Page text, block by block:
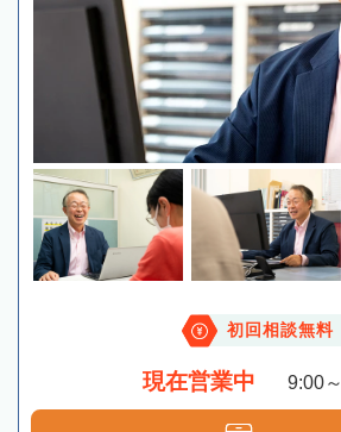
初回相談無料
現在営業中 9:00